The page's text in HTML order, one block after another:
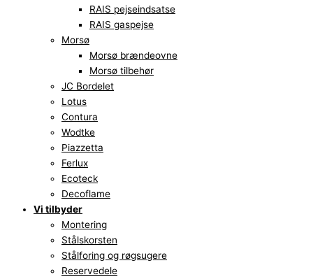
RAIS pejseindsatse
RAIS gaspejse
Morsø
Morsø brændeovne
Morsø tilbehør
JC Bordelet
Lotus
Contura
Wodtke
Piazzetta
Ferlux
Ecoteck
Decoflame
Vi tilbyder
Montering
Stålskorsten
Stålforing og røgsugere
Reservedele